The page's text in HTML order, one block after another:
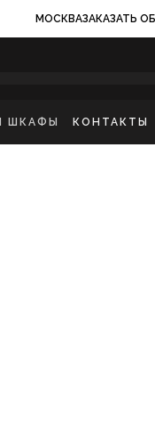
МОСКВАЗАКАЗАТЬ
ШКАФЫ КОНТАКТЫ